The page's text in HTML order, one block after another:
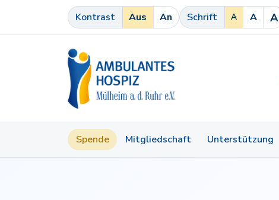
Zum Inhalt springenKontrast Aus An Schrift A A A
Ambulantes Hospiz
MÜLHEIM A. D. RUHR E.V.
Spende Mitgliedschaft Unterstützung